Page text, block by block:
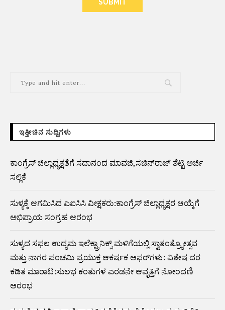
ಇತ್ತೀಚಿನ ಸುದ್ದಿಗಳು
ಕಾಂಗ್ರೆಸ್ ಜಿಲ್ಲಾಧ್ಯಕ್ಷತೆಗೆ ಸದಾನಂದ ಮಾವಜಿ,ಸಚಿನ್‌ರಾಜ್ ಶೆಟ್ಟಿ ಅರ್ಜಿ
ಸಲ್ಲಿಕೆ
ಸುಳ್ಯಕ್ಕೆ ಆಗಮಿಸಿದ ಎಐಸಿಸಿ ವೀಕ್ಷಕರು:ಕಾಂಗ್ರೆಸ್ ಜಿಲ್ಲಾಧ್ಯಕ್ಷರ ಆಯ್ಕೆಗೆ
ಅಭಿಪ್ರಾಯ ಸಂಗ್ರಹ ಆರಂಭ
ಸುಳ್ಯದ ಸಫಲ ಉದ್ಯಮ ಇಲೆಕ್ಟ್ರಾನಿಕ್ಸ್ ಮಳಿಗೆಯಲ್ಲಿ ಸ್ವಾತಂತ್ರ್ಯೋತ್ಸವ
ಮತ್ತು ನಾಗರ ಪಂಚಮಿ ಪ್ರಯುಕ್ತ ಆಕರ್ಷಕ ಆಫರ್‌ಗಳು: ವಿಶೇಷ ದರ
ಕಡಿತ ಮಾರಾಟ:ಸುಲಭ ಕಂತುಗಳ ಎರಡನೇ ಆವೃತ್ತಿಗೆ ನೋಂದಣಿ
ಆರಂಭ